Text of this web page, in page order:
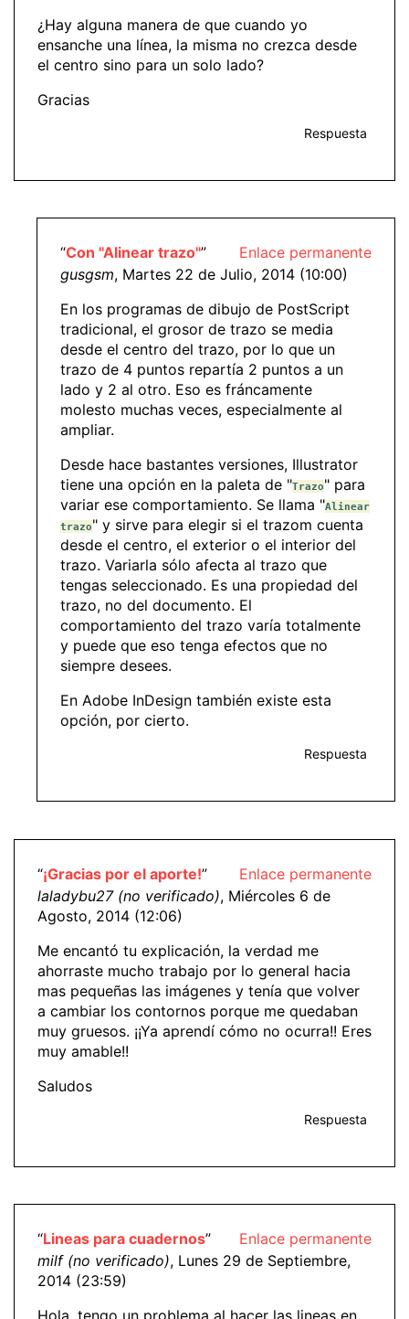
¿Hay alguna manera de que cuando yo
ensanche una línea, la misma no crezca desde
el centro sino para un solo lado?
Gracias
Respuesta
Enlace permanente
“Con "Alinear trazo"”
gusgsm, Martes 22 de Julio, 2014 (10:00)
En los programas de dibujo de PostScript
tradicional, el grosor de trazo se media
desde el centro del trazo, por lo que un
trazo de 4 puntos repartía 2 puntos a un
lado y 2 al otro. Eso es fráncamente
molesto muchas veces, especialmente al
ampliar.
Desde hace bastantes versiones, Illustrator
tiene una opción en la paleta de "Trazo" para
variar ese comportamiento. Se llama "Alinear
trazo" y sirve para elegir si el trazom cuenta
desde el centro, el exterior o el interior del
trazo. Variarla sólo afecta al trazo que
tengas seleccionado. Es una propiedad del
trazo, no del documento. El
comportamiento del trazo varía totalmente
y puede que eso tenga efectos que no
siempre desees.
En Adobe InDesign también existe esta
opción, por cierto.
Respuesta
Enlace permanente
“¡Gracias por el aporte!”
laladybu27 (no verificado), Miércoles 6 de
Agosto, 2014 (12:06)
Me encantó tu explicación, la verdad me
ahorraste mucho trabajo por lo general hacia
mas pequeñas las imágenes y tenía que volver
a cambiar los contornos porque me quedaban
muy gruesos. ¡¡Ya aprendí cómo no ocurra!! Eres
muy amable!!
Saludos
Respuesta
Enlace permanente
“Lineas para cuadernos”
milf (no verificado), Lunes 29 de Septiembre,
2014 (23:59)